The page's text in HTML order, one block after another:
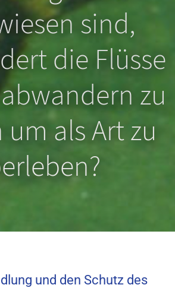
sind,
die Flüsse
zu
als Art zu
und den Schutz des